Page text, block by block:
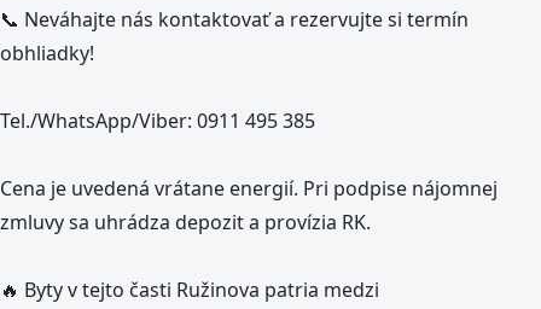
📞 Neváhajte nás kontaktovať a rezervujte si termín
obhliadky!
Tel./WhatsApp/Viber: 0911 495 385
Cena je uvedená vrátane energií. Pri podpise nájomnej
zmluvy sa uhrádza depozit a provízia RK.
🔥 Byty v tejto časti Ružinova patria medzi